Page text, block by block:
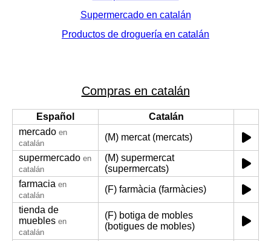
Supermercado en catalán
Productos de droguería en catalán
Compras en catalán
Español
Catalán
mercado en
catalán
(M) mercat (mercats)
supermercado en
catalán
(M) supermercat
(supermercats)
farmacia en
catalán
(F) farmàcia (farmàcies)
tienda de
muebles en
catalán
(F) botiga de mobles
(botigues de mobles)